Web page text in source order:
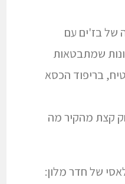
של בז'ים עם
שמתבטאות
בריפוד הכסא
קצת מהקיר מה
של חדר מלון: